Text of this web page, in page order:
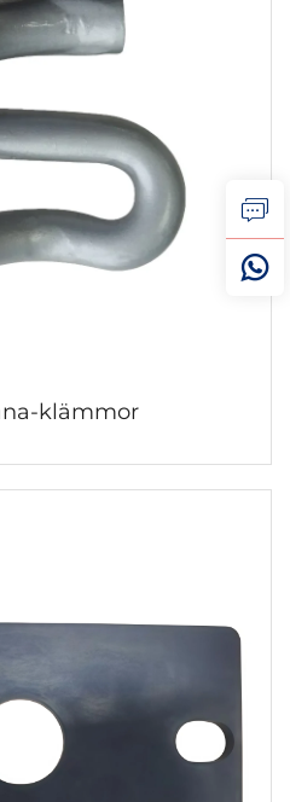
klämmor